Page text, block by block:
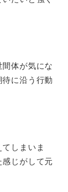
体が気にな
に沿う行動
しまいま
じがして元